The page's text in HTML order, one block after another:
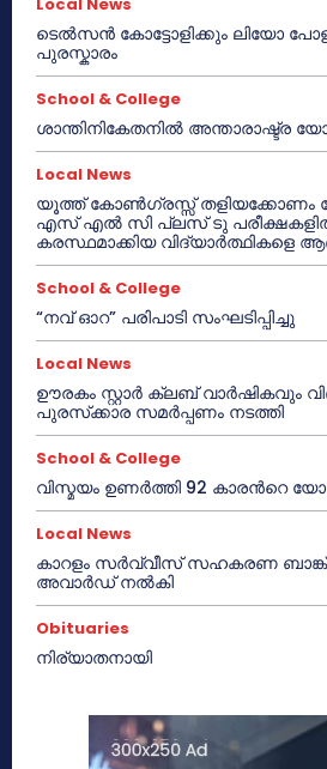
ടെൽസൻ കോട്ടോളിക്കും ലിയോ
പുരസ്കാരം
School & College
ശാന്തിനികേതനിൽ അന്താരാഷ്ട്ര
Local News
യൂത്ത് കോൺഗ്രസ്സ് തളിയക്കോണം
എസ് എൽ സി പ്ലസ് ടു
കരസ്ഥമാക്കിയ വിദ്യാർത്ഥികളെ
School & College
“നവ് ഓറ” പരിപാടി സംഘടിപ്പിച്ചു
Local News
ഊരകം സ്റ്റാർ ക്ലബ് വാർഷികവും
പുരസ്‌ക്കാര സമർപ്പണം നടത്തി
School & College
വിസ്മയം ഉണർത്തി 92 കാരൻറെ
Local News
കാറളം സർവ്വീസ് സഹകരണ ബാങ്ക്
അവാർഡ് നൽകി
Obituaries
നിര്യാതനായി